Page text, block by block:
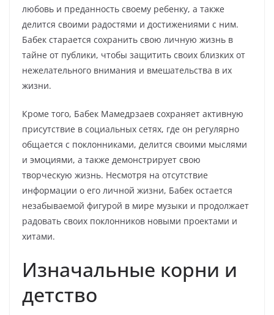
любовь и преданность своему ребенку, а также
делится своими радостями и достижениями с ним.
Бабек старается сохранить свою личную жизнь в
тайне от публики, чтобы защитить своих близких от
нежелательного внимания и вмешательства в их
жизни.
Кроме того, Бабек Мамедрзаев сохраняет активную
присутствие в социальных сетях, где он регулярно
общается с поклонниками, делится своими мыслями
и эмоциями, а также демонстрирует свою
творческую жизнь. Несмотря на отсутствие
информации о его личной жизни, Бабек остается
незабываемой фигурой в мире музыки и продолжает
радовать своих поклонников новыми проектами и
хитами.
Изначальные корни и
детство